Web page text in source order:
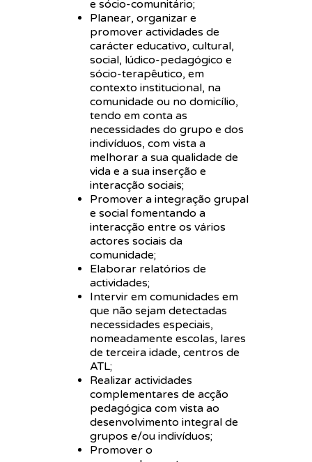
e sócio-comunitário;
Planear, organizar e
promover actividades de
carácter educativo, cultural,
social, lúdico-pedagógico e
sócio-terapêutico, em
contexto institucional, na
comunidade ou no domicílio,
tendo em conta as
necessidades do grupo e dos
indivíduos, com vista a
melhorar a sua qualidade de
vida e a sua inserção e
interacção sociais;
Promover a integração grupal
e social fomentando a
interacção entre os vários
actores sociais da
comunidade;
Elaborar relatórios de
actividades;
Intervir em comunidades em
que não sejam detectadas
necessidades especiais,
nomeadamente escolas, lares
de terceira idade, centros de
ATL;
Realizar actividades
complementares de acção
pedagógica com vista ao
desenvolvimento integral de
grupos e/ou indivíduos;
Promover o